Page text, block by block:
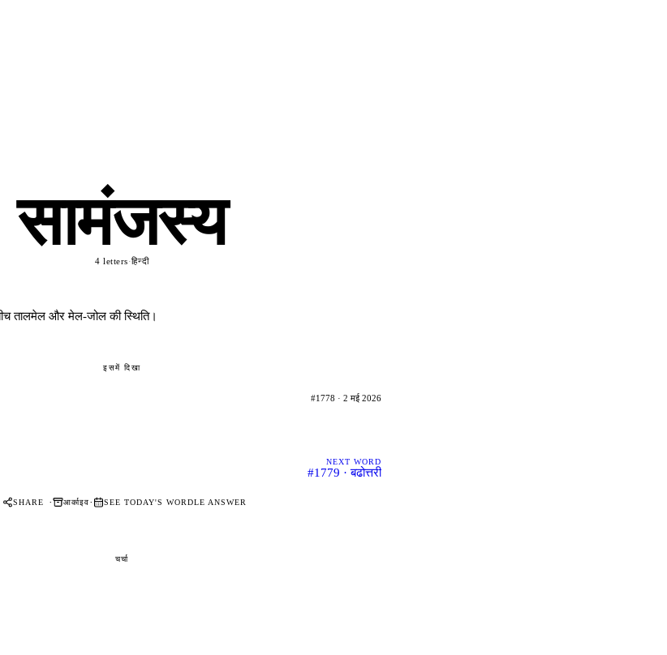
सामंजस्य
4 letters·हिन्दी
तालमेल और मेल-जोल की स्थिति।
इसमें दिखा
#1778 · 2 मई 2026
NEXT WORD
#1779 · बढोत्तरी
SHARE · आर्काइव· SEE TODAY'S WORDLE ANSWER
चर्चा